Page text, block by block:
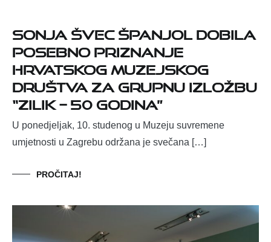
Sonja Švec Španjol dobila
Posebno priznanje
Hrvatskog muzejskog
društva za grupnu izložbu
“ZILIK – 50 godina”
U ponedjeljak, 10. studenog u Muzeju suvremene
umjetnosti u Zagrebu održana je svečana […]
PROČITAJ!